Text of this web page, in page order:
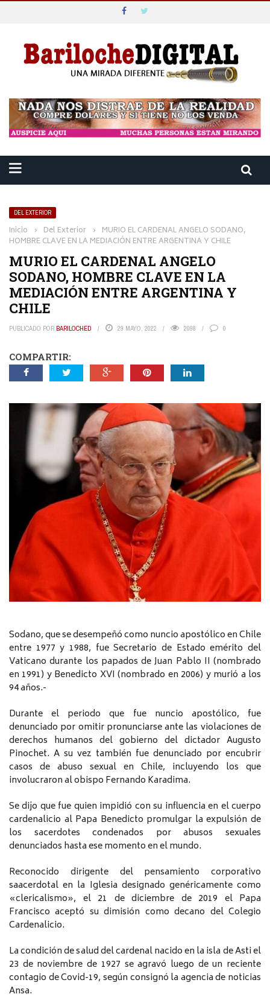
DEL EXTERIOR
Inicio › Del Exterior › MURIO EL CARDENAL ANGELO SODANO,
HOMBRE CLAVE EN LA MEDIACIÓN ENTRE ARGENTINA Y CHILE
MURIO EL CARDENAL ANGELO
SODANO, HOMBRE CLAVE EN LA
MEDIACIÓN ENTRE ARGENTINA Y
CHILE
PUBLICADO POR BARILOCHED 29 MAYO, 2022 2098 0
COMPARTIR:
Sodano, que se desempeñó como nuncio apostólico en Chile
entre 1977 y 1988, fue Secretario de Estado emérito del
Vaticano durante los papados de Juan Pablo II (nombrado
en 1991) y Benedicto XVI (nombrado en 2006) y murió a los
94 años.-
Durante el periodo que fue nuncio apostólico, fue
denunciado por omitir pronunciarse ante las violaciones de
derechos humanos del gobierno del dictador Augusto
Pinochet. A su vez también fue denunciado por encubrir
casos de abuso sexual en Chile, incluyendo los que
involucraron al obispo Fernando Karadima.
Se dijo que fue quien impidió con su influencia en el cuerpo
cardenalicio al Papa Benedicto promulgar la expulsión de
los sacerdotes condenados por abusos sexuales
denunciados hasta ese momento en el mundo.
Reconocido dirigente del pensamiento corporativo
saacerdotal en la Iglesia designado genéricamente como
«clericalismo», el 21 de diciembre de 2019 el Papa
Francisco aceptó su dimisión como decano del Colegio
Cardenalicio.
La condición de salud del cardenal nacido en la isla de Asti el
23 de noviembre de 1927 se agravó luego de un reciente
contagio de Covid-19, según consignó la agencia de noticias
Ansa.